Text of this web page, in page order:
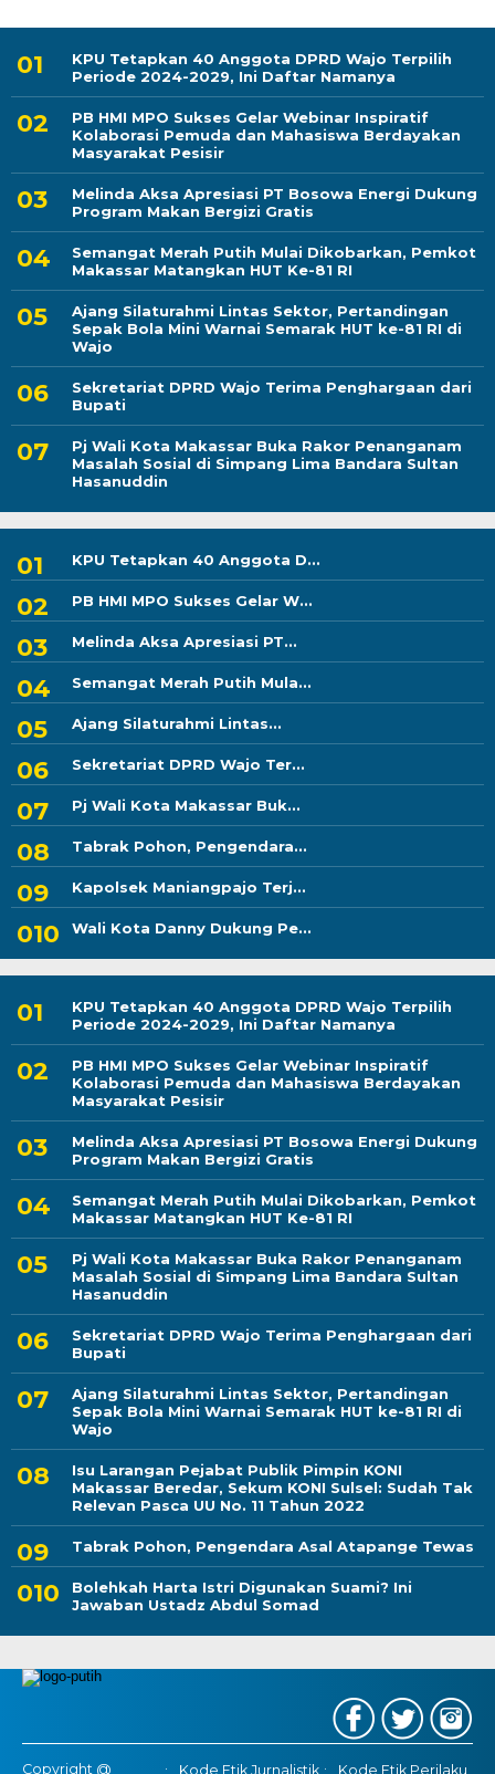
KPU Tetapkan 40 Anggota DPRD Wajo Terpilih
Periode 2024-2029, Ini Daftar Namanya
PB HMI MPO Sukses Gelar Webinar Inspiratif
Kolaborasi Pemuda dan Mahasiswa Berdayakan
Masyarakat Pesisir
Melinda Aksa Apresiasi PT Bosowa Energi Dukung
Program Makan Bergizi Gratis
Semangat Merah Putih Mulai Dikobarkan, Pemkot
Makassar Matangkan HUT Ke-81 RI
Ajang Silaturahmi Lintas Sektor, Pertandingan
Sepak Bola Mini Warnai Semarak HUT ke-81 RI di
Wajo
Sekretariat DPRD Wajo Terima Penghargaan dari
Bupati
Pj Wali Kota Makassar Buka Rakor Penanganam
Masalah Sosial di Simpang Lima Bandara Sultan
Hasanuddin
KPU Tetapkan 40 Anggota D...
PB HMI MPO Sukses Gelar W...
Melinda Aksa Apresiasi PT...
Semangat Merah Putih Mula...
Ajang Silaturahmi Lintas...
Sekretariat DPRD Wajo Ter...
Pj Wali Kota Makassar Buk...
Tabrak Pohon, Pengendara...
Kapolsek Maniangpajo Terj...
Wali Kota Danny Dukung Pe...
KPU Tetapkan 40 Anggota DPRD Wajo Terpilih
Periode 2024-2029, Ini Daftar Namanya
PB HMI MPO Sukses Gelar Webinar Inspiratif
Kolaborasi Pemuda dan Mahasiswa Berdayakan
Masyarakat Pesisir
Melinda Aksa Apresiasi PT Bosowa Energi Dukung
Program Makan Bergizi Gratis
Semangat Merah Putih Mulai Dikobarkan, Pemkot
Makassar Matangkan HUT Ke-81 RI
Pj Wali Kota Makassar Buka Rakor Penanganam
Masalah Sosial di Simpang Lima Bandara Sultan
Hasanuddin
Sekretariat DPRD Wajo Terima Penghargaan dari
Bupati
Ajang Silaturahmi Lintas Sektor, Pertandingan
Sepak Bola Mini Warnai Semarak HUT ke-81 RI di
Wajo
Isu Larangan Pejabat Publik Pimpin KONI
Makassar Beredar, Sekum KONI Sulsel: Sudah Tak
Relevan Pasca UU No. 11 Tahun 2022
Tabrak Pohon, Pengendara Asal Atapange Tewas
Bolehkah Harta Istri Digunakan Suami? Ini
Jawaban Ustadz Abdul Somad
Copyright @ Kode Etik Jurnalistik Kode Etik Perilaku